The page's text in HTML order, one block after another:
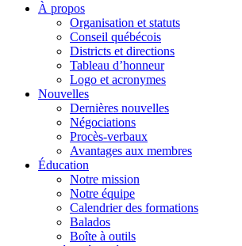
À propos
Organisation et statuts
Conseil québécois
Districts et directions
Tableau d’honneur
Logo et acronymes
Nouvelles
Dernières nouvelles
Négociations
Procès-verbaux
Avantages aux membres
Éducation
Notre mission
Notre équipe
Calendrier des formations
Balados
Boîte à outils